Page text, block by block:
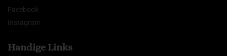
Facebook
Instagram
Handige Links